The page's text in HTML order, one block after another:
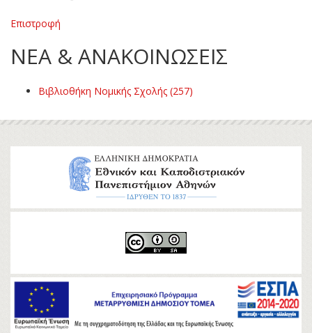
Επιστροφή
ΝΕΑ & ΑΝΑΚΟΙΝΩΣΕΙΣ
Βιβλιοθήκη Νομικής Σχολής (257)